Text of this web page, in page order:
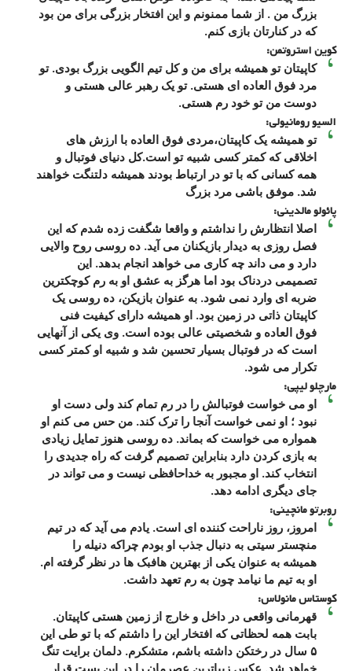
بزرگ من . از شما ممنونم و این افتخار بزرگی برای من بود
که در کنارتان بازی کنم.
کوین استروتمن:
کاپیتان تو همیشه برای من و کل تیم الگویی بزرگ بودی. تو
مرد فوق العاده ای هستی. تو یک رهبر عالی هستی و
دوست من تو خود رم هستی.
السیو رومانیولی:
تو همیشه یک کاپیتان،مردی فوق العاده با ارزش های
اخلاقی که کمتر کسی شبیه تو است.کل دنیای فوتبال و
همه کسانی که با تو در ارتباط بودند همیشه دلتنگت خواهند
شد. موفق باشی مرد بزرگ
پائولو مالدینی:
اصلا انتظارش را نداشتم و واقعا شگفت زده شدم که این
فصل روزی به دیدار بازیکنان می آید. ده روسی روح والایی
دارد و می داند چه کاری می خواهد انجام بدهد. این
تصمیمی دردناک بود اما هرگز به عشق او به رم کوچکترین
ضربه ای وارد نمی شود. به عنوان بازیکن، ده روسی یک
کاپیتان ذاتی در زمین بود. او همیشه دارای کیفیت فنی
فوق العاده و شخصیتی عالی بوده است. وی یکی از آنهایی
است که در فوتبال بسیار تحسین شد و شبیه او کمتر کسی
تکرار می شود.
مارچلو لیپی:
او می خواست فوتبالش را در رم تمام کند ولی دست او
نبود ؛ او نمی خواست آنجا را ترک کند. من حس می کنم او
همواره می خواست که بماند. ده روسی هنوز تمایل زیادی
به بازی کردن دارد بنابراین تصمیم گرفت که راه جدیدی را
انتخاب کند. او مجبور به خداحافظی نیست و می تواند در
جای دیگری ادامه دهد.
روبرتو مانچینی:
امروز، روز ناراحت کننده ای است. یادم می آید که در تیم
منچستر سیتی به دنبال جذب او بودم چراکه دنیله را
همیشه به عنوان یکی از بهترین هافبک ها در نظر گرفته ام.
او به تیم ما نیامد چون به رم تعهد داشت.
کوستاس مانولاس:
قهرمانی واقعی در داخل و خارج از زمین هستی کاپیتان.
بابت همه لحظاتی که افتخار این را داشتم که با تو طی این
۵ سال در رختکن داشته باشم، متشکرم. دلمان برایت تنگ